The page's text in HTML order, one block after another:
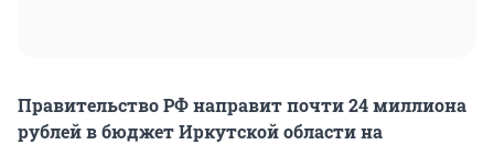
Правительство РФ направит почти 24 миллиона
рублей в бюджет Иркутской области на